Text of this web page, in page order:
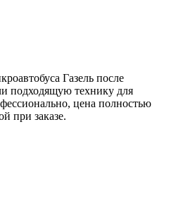
Газель после
подходящую технику для
цена полностью
при заказе.